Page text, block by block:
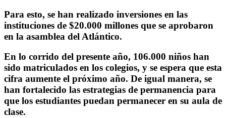
Para esto, se han realizado inversiones en las
instituciones de $20.000 millones que se aprobaron
en la asamblea del Atlántico.
En lo corrido del presente año, 106.000 niños han
sido matriculados en los colegios, y se espera que esta
cifra aumente el próximo año. De igual manera, se
han fortalecido las estrategias de permanencia para
que los estudiantes puedan permanecer en su aula de
clase.